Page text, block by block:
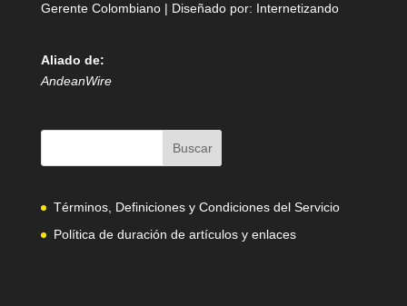
Gerente Colombiano | Diseñado por: Internetizando
Aliado de:
AndeanWire
Términos, Definiciones y Condiciones del Servicio
Política de duración de artículos y enlaces